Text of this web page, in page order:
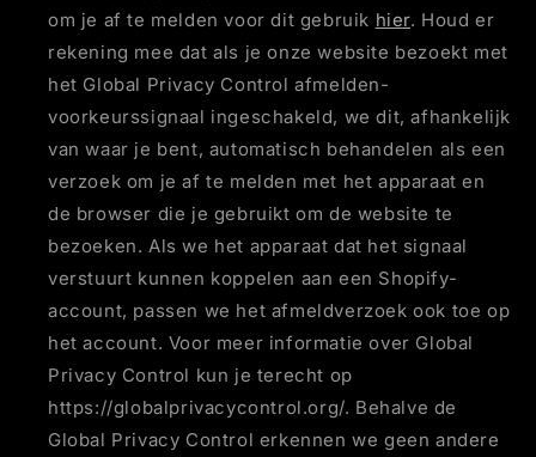
om je af te melden voor dit gebruik hier. Houd er
rekening mee dat als je onze website bezoekt met
het Global Privacy Control afmelden-
voorkeurssignaal ingeschakeld, we dit, afhankelijk
van waar je bent, automatisch behandelen als een
verzoek om je af te melden met het apparaat en
de browser die je gebruikt om de website te
bezoeken. Als we het apparaat dat het signaal
verstuurt kunnen koppelen aan een Shopify-
account, passen we het afmeldverzoek ook toe op
het account. Voor meer informatie over Global
Privacy Control kun je terecht op
https://globalprivacycontrol.org/. Behalve de
Global Privacy Control erkennen we geen andere